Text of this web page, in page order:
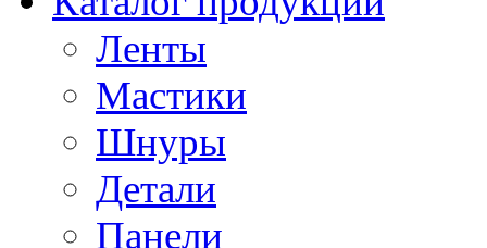
Ленты
Мастики
Шнуры
Детали
Панели